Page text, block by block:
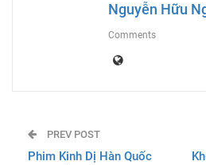
Nguyễn Hữu
Comments
PREV POST
Phim Kinh Dị Hàn Quốc